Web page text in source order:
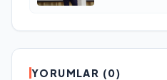
YORUMLAR (0)